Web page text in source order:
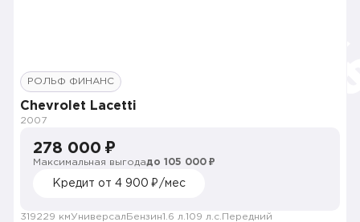
РОЛЬФ ФИНАНС
Chevrolet Lacetti
2007
278 000 ₽
Максимальная выгодадо 105 000 ₽
Кредит от 4 900 ₽/мес
319229 кмУниверсал Бензин1.6 л. 109 л.с. Передний